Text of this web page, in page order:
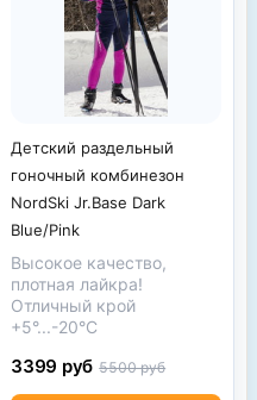
Детский раздельный
гоночный комбинезон
NordSki Jr.Base Dark
Blue/Pink
Высокое качество,
плотная лайкра!
Отличный крой
+5°...-20°С
3399 руб 5500 руб